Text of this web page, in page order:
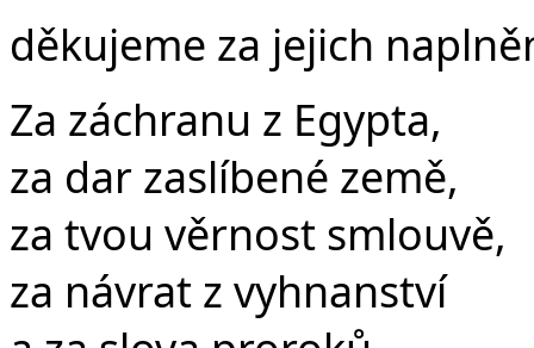
děkujeme za jejich
Za záchranu z Egypta,
za dar zaslíbené země,
za tvou věrnost smlouvě,
za návrat z vyhnanství